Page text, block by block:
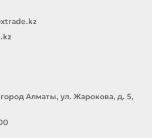
город Алматы, ул. Жарокова, д. 5,